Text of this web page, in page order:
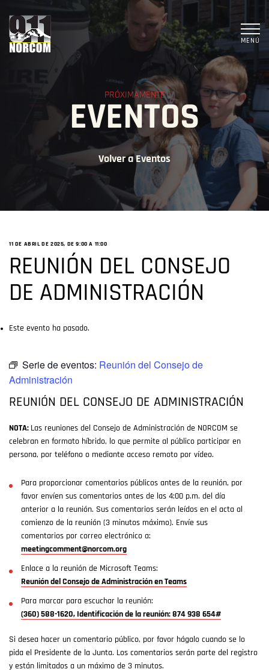
MENÚ
PRÓXIMAMENTE
EVENTOS
Volver a Eventos
11 DE ABRIL DE 2025, DE 9:00 A 11:00
REUNIÓN DEL CONSEJO
DE ADMINISTRACIÓN
Este evento ha pasado.
Serie de eventos: Reunión del Consejo de
Administración
REUNIÓN DEL CONSEJO DE ADMINISTRACIÓN
NOTA: Las reuniones del Consejo de Administración de NORCOM se
celebran en formato híbrido, lo que permite al público participar en
persona, por teléfono o mediante acceso remoto por vídeo.
Para proporcionar comentarios públicos antes de la reunión, por
favor envíen sus comentarios antes de las 4:00 p.m. del día
anterior a la reunión. Sus comentarios serán leídos en el acta al
comienzo de la reunión (3 minutos máximo). Envíe sus
comentarios por correo electrónico a:
meetingcomment@norcom.org
Enlace a la reunión de Microsoft Teams:
Reunión del Consejo de Administración en Teams
Para marcar para escuchar la reunión:
(360) 588-1620, Identificación de la reunión: 874 938 654#
Si desea hacer un comentario público, por favor hágalo cuando se lo
pida el Presidente de la Junta. Los comentarios serán parte del registro
y están limitados a un máximo de 3 minutos.